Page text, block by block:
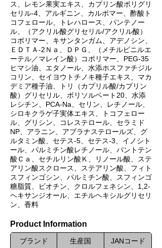
ス、レモン果実エキス、カプリン酸ポリグリ
セリル-4、アルギニン、カルボマー、酢酸ト
コフェロール、トレハロース、パンテノー
ル、（アクリル酸グリセリル/アクリル酸）
コポリマー、キサンタンガム、アデノシン、
ＥＤＴＡ-2Ｎａ、ＤＰＧ、（メチルビニルエ
ーテル／マレイン酸）コポリマー、PEG-35
ヒマシ油、エタノール、水添ホスファチジル
コリン、セイヨウトチノキ種子エキス、マカ
デミア種子油、トリ（カプリル酸/カプリン
酸）グリセリル、ポリソルベート20、水添
レシチン、PCA-Na、セリン、レチノール、
シロキクラゲ子実体エキス、トコフェロー
ル、グリシン、コレステロール、セラミド
NP、アラニン、アブラナステロールズ、グ
ルタミン酸、セテス-5、セテス-3、イノシト
ール、パルミチン酸レチノール、パントテン
酸Ｃａ、セチルリン酸Ｋ、リノール酸、ステ
アリン酸スクロース、ステアリン酸、フィト
スフィンゴシン、パルミチン酸、スフィンゴ
糖脂質、ビオチン、クロルフェネシン、1,2-
ヘキサンジオール、エチルヘキシルグリセリ
ン、香料
Product Information
ブランド 生産国 JANコード